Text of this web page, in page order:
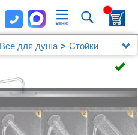
Все для душа
Стойки
Rialto DA1063701B14